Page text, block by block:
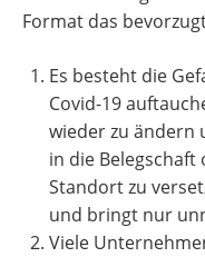
Format das
Es besteht die
Covid-19
wieder zu
in die
Standort zu
und bringt nur
Viele